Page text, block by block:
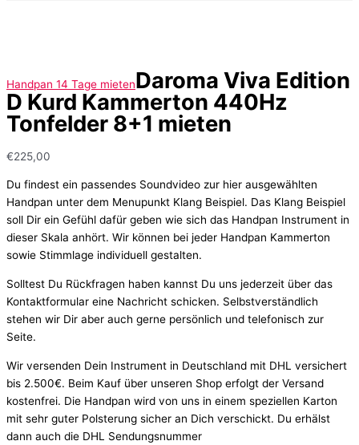
Handpan 14 Tage mietenDaroma Viva Edition
D Kurd Kammerton 440Hz
Tonfelder 8+1 mieten
€225,00
Du findest ein passendes Soundvideo zur hier ausgewählten
Handpan unter dem Menupunkt Klang Beispiel. Das Klang Beispiel
soll Dir ein Gefühl dafür geben wie sich das Handpan Instrument in
dieser Skala anhört. Wir können bei jeder Handpan Kammerton
sowie Stimmlage individuell gestalten.
Solltest Du Rückfragen haben kannst Du uns jederzeit über das
Kontaktformular eine Nachricht schicken. Selbstverständlich
stehen wir Dir aber auch gerne persönlich und telefonisch zur
Seite.
Wir versenden Dein Instrument in Deutschland mit DHL versichert
bis 2.500€. Beim Kauf über unseren Shop erfolgt der Versand
kostenfrei. Die Handpan wird von uns in einem speziellen Karton
mit sehr guter Polsterung sicher an Dich verschickt. Du erhälst
dann auch die DHL Sendungsnummer